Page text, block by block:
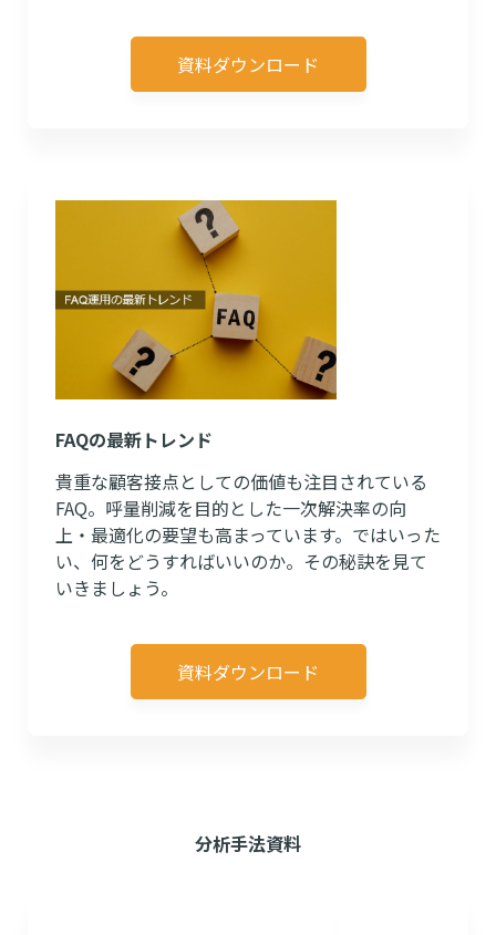
資料ダウンロード
FAQの最新トレンド
貴重な顧客接点としての価値も注目されている
FAQ。呼量削減を目的とした一次解決率の向
上・最適化の要望も高まっています。ではいった
い、何をどうすればいいのか。その秘訣を見て
いきましょう。
資料ダウンロード
分析手法資料